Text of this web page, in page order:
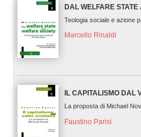
DAL WELFARE
Teologia sociale e azione
Marcello Rinaldi
IL CAPITALISMO DAL
La proposta di Michael
Faustino Parisi